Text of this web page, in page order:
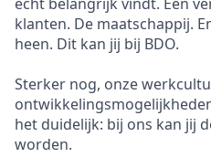
klanten. De maatschappij.
heen. Dit kan jij bij BDO.
Sterker nog, onze
het duidelijk: bij ons kan jij
worden.